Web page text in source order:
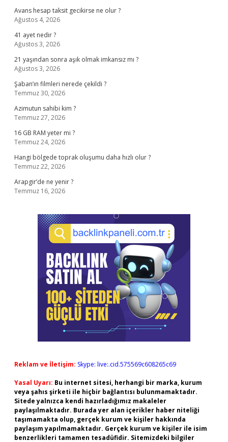
Avans hesap taksit gecikirse ne olur ?
Ağustos 4, 2026
41 ayet nedir ?
Ağustos 3, 2026
21 yaşından sonra aşık olmak imkansız mı ?
Ağustos 3, 2026
Şaban’ın filmleri nerede çekildi ?
Temmuz 30, 2026
Azimutun sahibi kim ?
Temmuz 27, 2026
16 GB RAM yeter mi ?
Temmuz 24, 2026
Hangi bölgede toprak oluşumu daha hızlı olur ?
Temmuz 22, 2026
Arapgir’de ne yenir ?
Temmuz 16, 2026
Reklam ve İletişim: Skype: live:.cid.575569c608265c69
Yasal Uyarı: Bu internet sitesi, herhangi bir marka, kurum
veya şahıs şirketi ile hiçbir bağlantısı bulunmamaktadır.
Sitede yalnızca kendi hazırladığımız makaleler
paylaşılmaktadır. Burada yer alan içerikler haber niteliği
taşımamakta olup, gerçek kurum ve kişiler hakkında
paylaşım yapılmamaktadır. Gerçek kurum ve kişiler ile isim
benzerlikleri tamamen tesadüfidir. Sitemizdeki bilgiler